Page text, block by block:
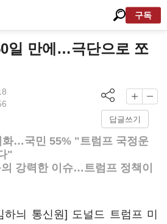
구독
일 만에…극단으로 쪼
답글쓰기
화…국민 55% "트럼프 국정운
"
강력한 이슈…트럼프 정책이
하늬 통신원] 도널드 트럼프 미